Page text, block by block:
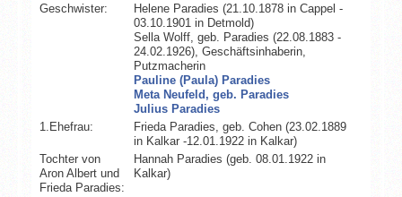
Geschwister:
Helene Paradies (21.10.1878 in Cappel -
03.10.1901 in Detmold)
Sella Wolff, geb. Paradies (22.08.1883 -
24.02.1926), Geschäftsinhaberin,
Putzmacherin
Pauline (Paula) Paradies
Meta Neufeld, geb. Paradies
Julius Paradies
1.Ehefrau:
Frieda Paradies, geb. Cohen (23.02.1889
in Kalkar -12.01.1922 in Kalkar)
Tochter von
Aron Albert und
Frieda Paradies:
Hannah Paradies (geb. 08.01.1922 in
Kalkar)